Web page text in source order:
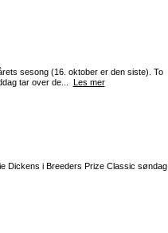
sesong (16. oktober er den siste). To
tar over de... Les mer
i Breeders Prize Classic søndag.